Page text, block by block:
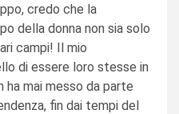
credo che la
della donna non sia solo
campi! Il mio
di essere loro stesse in
ha mai messo da parte
fin dai tempi del